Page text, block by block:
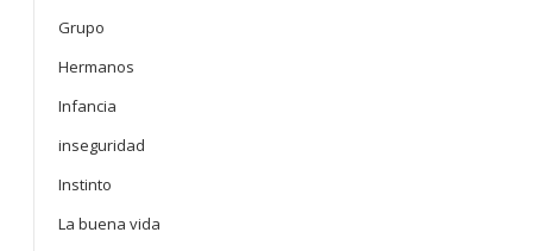
Grupo
Hermanos
Infancia
inseguridad
Instinto
La buena vida